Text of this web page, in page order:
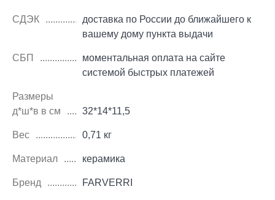
СДЭК
доставка по России до ближайшего к
вашему дому пункта выдачи
СБП
моментальная оплата на сайте
системой быстрых платежей
Размеры
д*ш*в в см
32*14*11,5
Вес 0,71 кг
Материал керамика
Бренд FARVERRI